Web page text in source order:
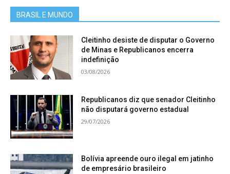
BRASIL E MUNDO
Cleitinho desiste de disputar o Governo
de Minas e Republicanos encerra
indefinição
03/08/2026
Republicanos diz que senador Cleitinho
não disputará governo estadual
29/07/2026
Bolívia apreende ouro ilegal em jatinho
de empresário brasileiro